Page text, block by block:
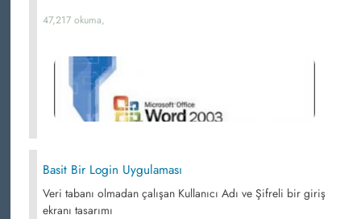
47,217 okuma,
Basit Bir Login Uygulaması
Veri tabanı olmadan çalışan Kullanıcı Adı ve Şifreli bir giriş
ekranı tasarımı